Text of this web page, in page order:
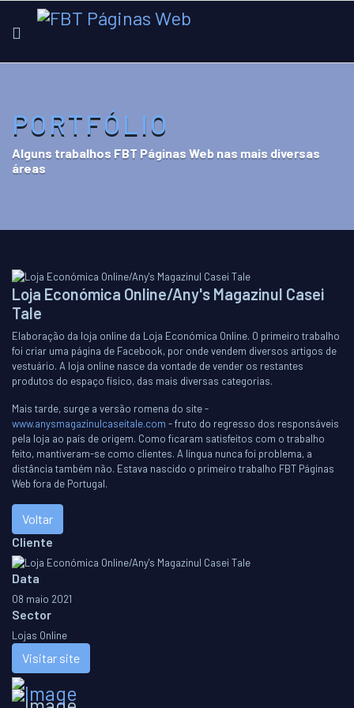
PORTFÓLIO
Alguns trabalhos FBT Páginas Web nas mais diversas
áreas
Loja Económica Online/Any's Magazinul Casei
Tale
Elaboração da loja online da Loja Económica Online. O primeiro trabalho
foi criar uma página de Facebook, por onde vendem diversos artigos de
vestuário. A loja online nasce da vontade de vender os restantes
produtos do espaço físico, das mais diversas categorias.
Mais tarde, surge a versão romena do site -
www.anysmagazinulcaseitale.com - fruto do regresso dos responsáveis
pela loja ao país de origem. Como ficaram satisfeitos com o trabalho
feito, mantiveram-se como clientes. A língua nunca foi problema, a
distância também não. Estava nascido o primeiro trabalho FBT Páginas
Web fora de Portugal.
Voltar
Cliente
Data
08 maio 2021
Sector
Lojas Online
Visitar site